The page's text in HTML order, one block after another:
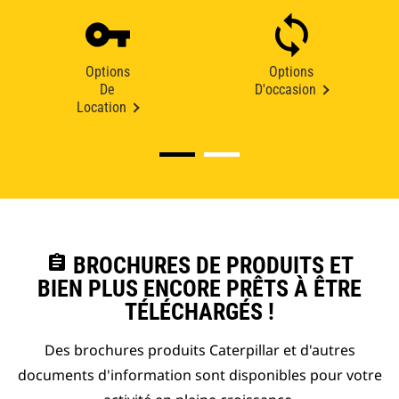
Options
De
Location
Options
D'occasion
assignment BROCHURES DE PRODUITS ET
BIEN PLUS ENCORE PRÊTS À ÊTRE
TÉLÉCHARGÉS !
Des brochures produits Caterpillar et d'autres
documents d'information sont disponibles pour votre